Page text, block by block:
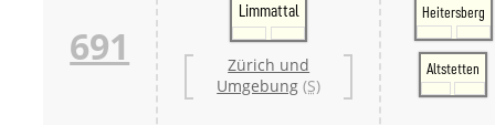
691
Limmattal
Zürich und
Umgebung (S)
Heitersberg
Altstetten